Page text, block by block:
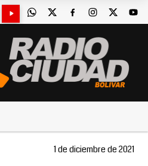
1 de diciembre de 2021